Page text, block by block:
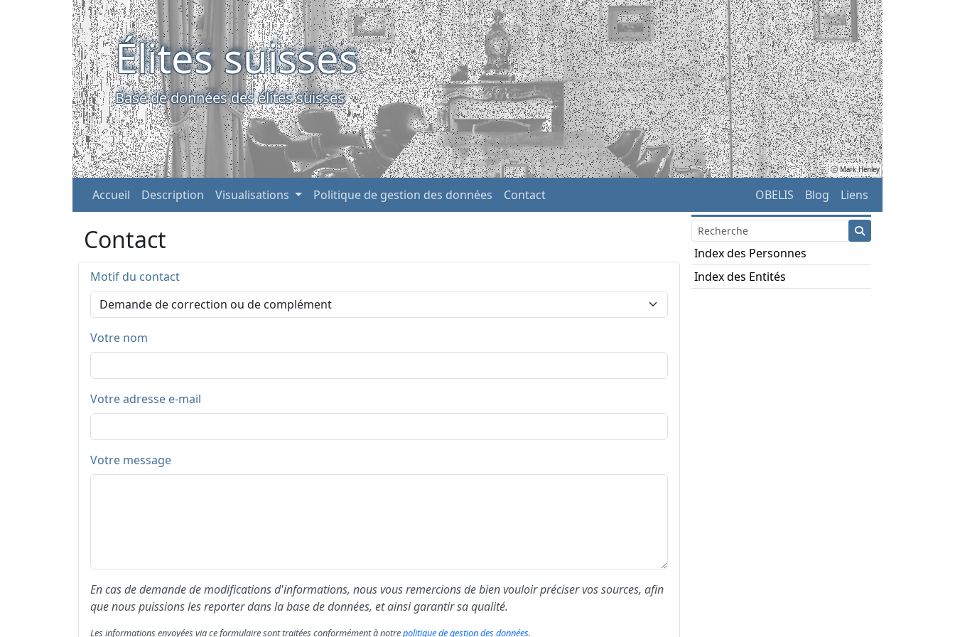
Élites suisses
Base de données des élites suisses
ⓒ Mark Henley
Accueil Description Visualisations Politique de gestion des données Contact OBELIS Blog Liens
Contact
Motif du contact
Votre nom
Votre adresse e-mail
Votre message
En cas de demande de modifications d'informations, nous vous remercions de bien vouloir préciser vos sources, afin
que nous puissions les reporter dans la base de données, et ainsi garantir sa qualité.
Les informations envoyées via ce formulaire sont traitées conformément à notrepolitique de gestion des données.
Index des Personnes
Index des Entités